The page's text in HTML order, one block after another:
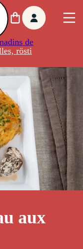
de
rösti
aux